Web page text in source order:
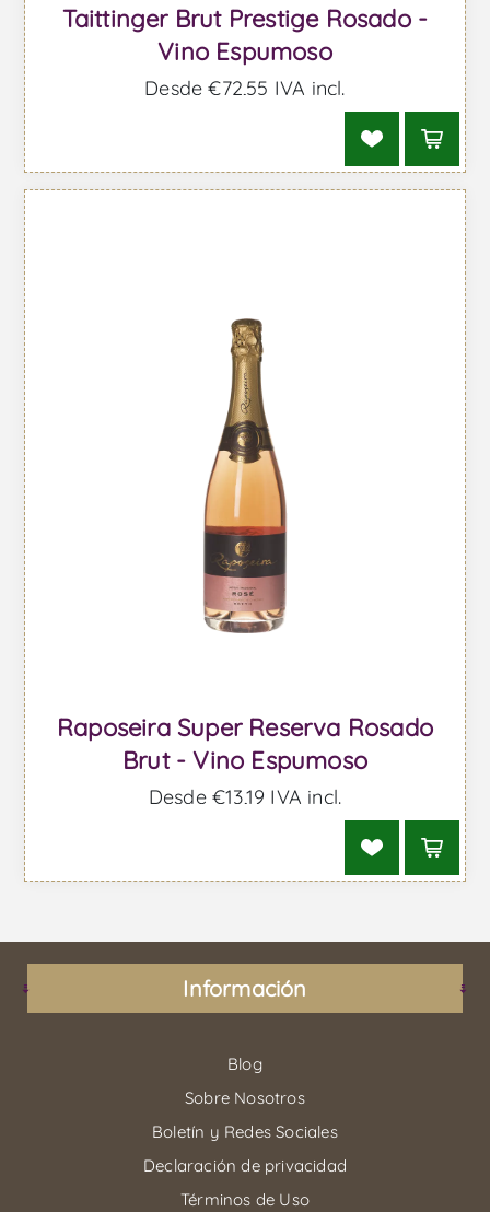
Taittinger Brut Prestige Rosado -
Vino Espumoso
Desde €72,55 IVA incl.
Raposeira Super Reserva Rosado
Brut - Vino Espumoso
Desde €13,19 IVA incl.
Información
Blog
Sobre Nosotros
Boletín y Redes Sociales
Declaración de privacidad
Términos de Uso